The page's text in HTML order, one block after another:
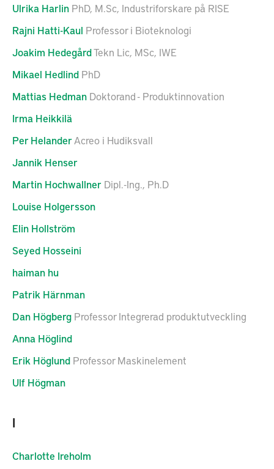
Ulrika Harlin PhD, M.Sc, Industriforskare på RISE
Rajni Hatti-Kaul Professor i Bioteknologi
Joakim HedegårdTekn Lic, MSc, IWE
Mikael Hedlind PhD
Mattias Hedman Doktorand - Produktinnovation
Irma Heikkilä
Per HelanderAcreo i Hudiksvall
Jannik Henser
Martin Hochwallner Dipl.-Ing., Ph.D
Louise Holgersson
Elin Hollström
Seyed Hosseini
haiman hu
Patrik Härnman
Dan Högberg Professor Integrerad produktutveckling
Anna Höglind
Erik Höglund Professor Maskinelement
Ulf Högman
I
Charlotte Ireholm